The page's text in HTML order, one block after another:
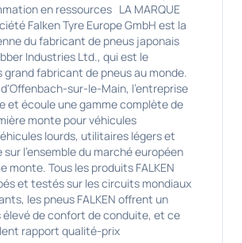
en ressources LA MARQUE
Falken Tyre Europe GmbH est la
du fabricant de pneus japonais
Industries Ltd., qui est le
grand fabricant de pneus au monde.
d'Offenbach-sur-le-Main, l'entreprise
et écoule une gamme complète de
monte pour véhicules
lourds, utilitaires légers et
sur l'ensemble du marché européen
monte. Tous les produits FALKEN
et testés sur les circuits mondiaux
les pneus FALKEN offrent un
de confort de conduite, et ce
rapport qualité-prix